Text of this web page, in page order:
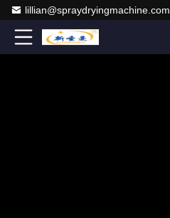
lillian@spraydryingmachine.com